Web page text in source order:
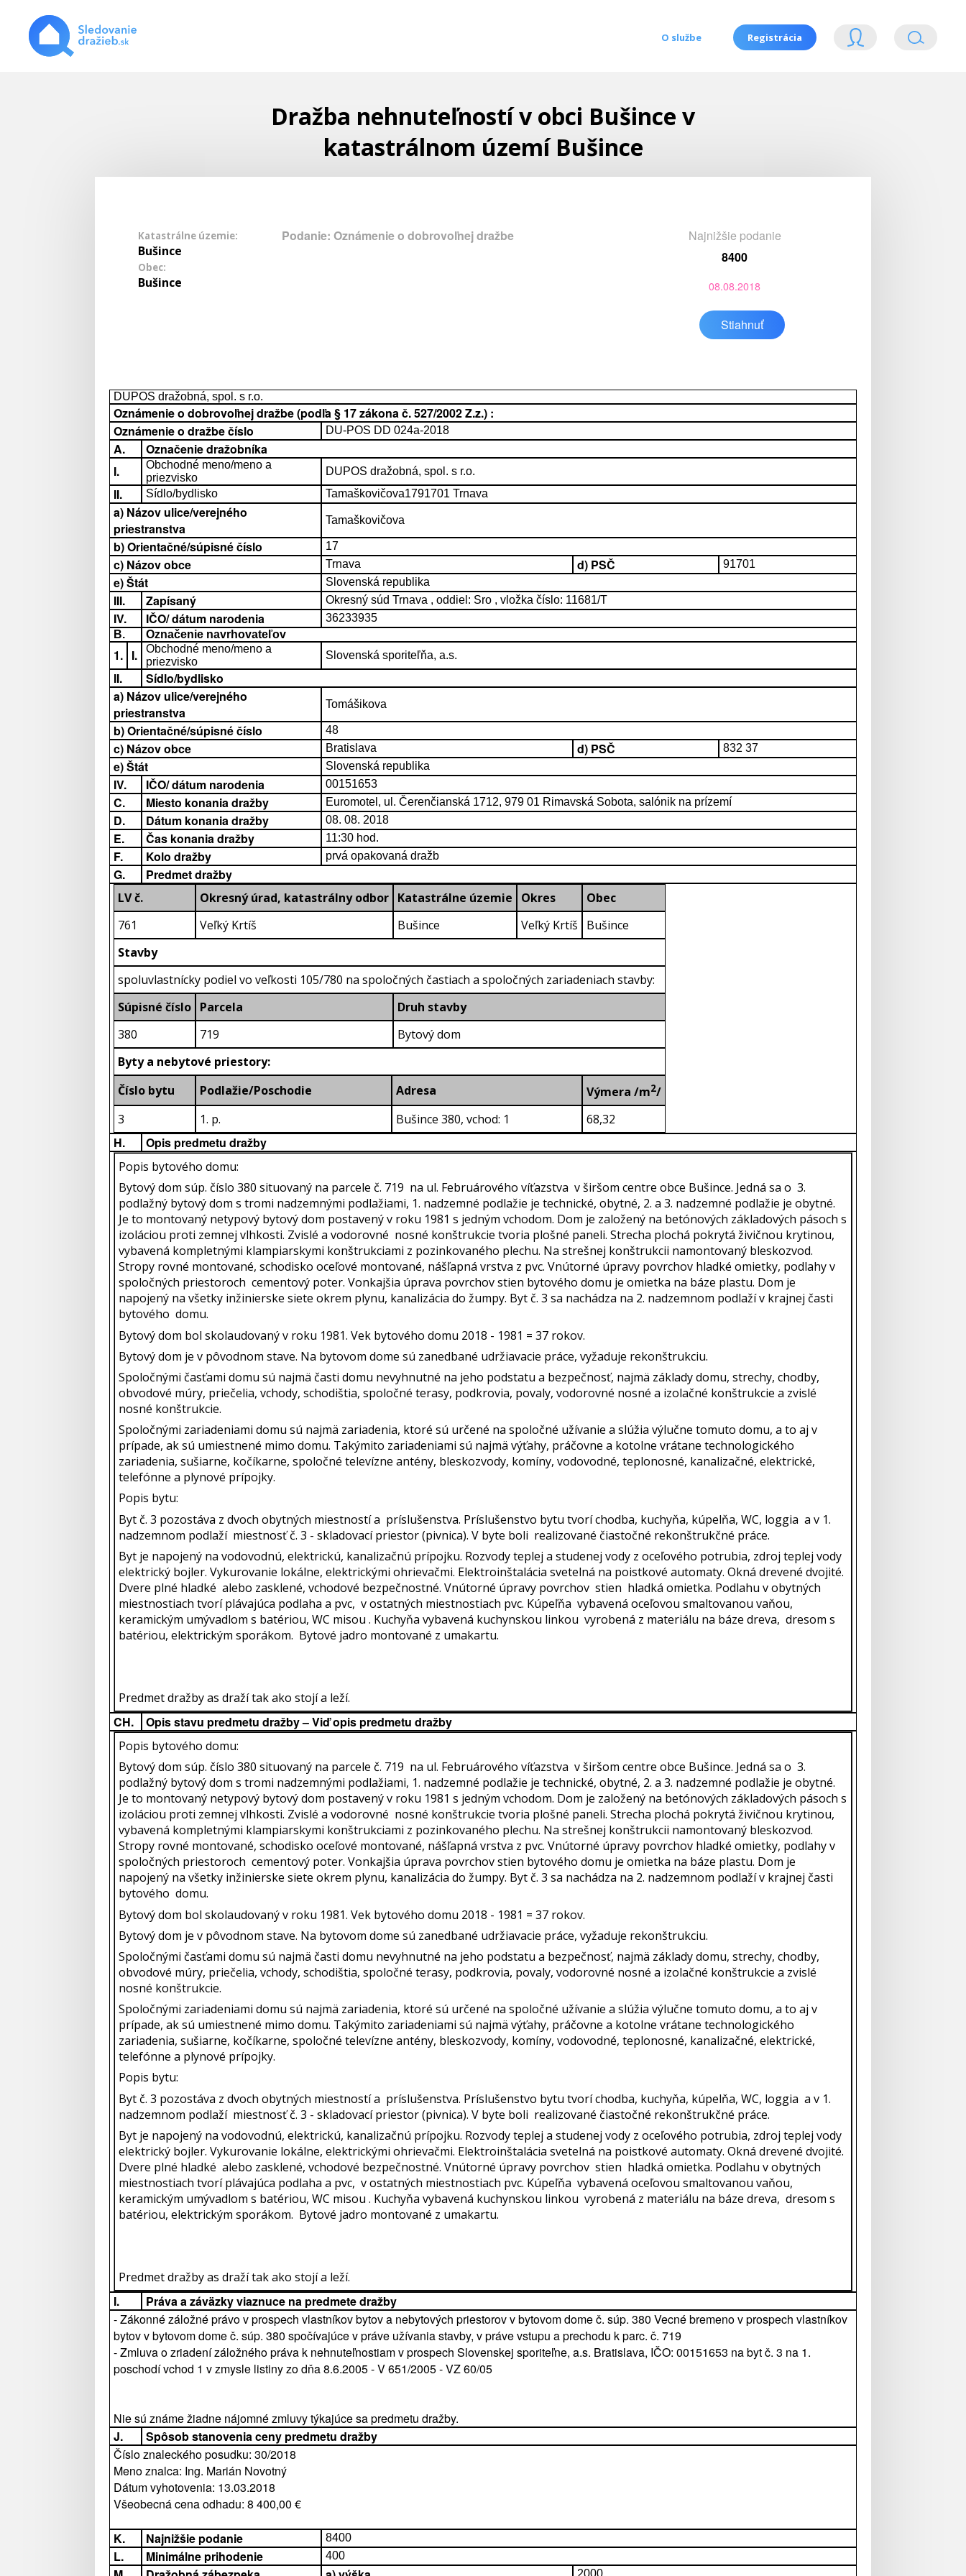
O službe Registrácia
Dražba nehnuteľností v obci Bušince v
katastrálnom území Bušince
Katastrálne územie:
Bušince
Obec:
Bušince
Podanie: Oznámenie o dobrovoľnej dražbe
Najnižšie podanie
8400
08.08.2018
Stiahnuť
DUPOS dražobná, spol. s r.o.
Oznámenie o dobrovoľnej dražbe (podľa § 17 zákona č. 527/2002 Z.z.) :
Oznámenie o dražbe číslo
DU-POS DD 024a-2018
A.
Označenie dražobníka
I.
Obchodné meno/meno a
priezvisko
DUPOS dražobná, spol. s r.o.
II. Sídlo/bydlisko Tamaškovičova1791701 Trnava
a) Názov ulice/verejného
priestranstva
Tamaškovičova
b) Orientačné/súpisné číslo 17
c) Názov obce Trnava d) PSČ 91701
e) Štát Slovenská republika
III. Zapísaný Okresný súd Trnava , oddiel: Sro , vložka číslo: 11681/T
IV. IČO/ dátum narodenia
36233935
B.
Označenie navrhovateľov
1. I.
Obchodné meno/meno a
priezvisko
Slovenská sporiteľňa, a.s.
II.
Sídlo/bydlisko
a) Názov ulice/verejného
priestranstva
Tomášikova
b) Orientačné/súpisné číslo 48
c) Názov obce Bratislava d) PSČ 832 37
e) Štát Slovenská republika
IV. IČO/ dátum narodenia 00151653
C. Miesto konania dražby Euromotel, ul. Čerenčianská 1712, 979 01 Rimavská Sobota, salónik na prízemí
D. Dátum konania dražby 08. 08. 2018
E. Čas konania dražby 11:30 hod.
F. Kolo dražby prvá opakovaná dražb
G. Predmet dražby
LV č. Okresný úrad, katastrálny odbor Katastrálne územie Okres
Obec
761
Veľký Krtíš Bušince Veľký Krtíš
Bušince
Stavby
spoluvlastnícky podiel vo veľkosti 105/780 na spoločných častiach a spoločných zariadeniach stavby:
Súpisné číslo Parcela
Druh stavby
380
719
Bytový dom
Byty a nebytové priestory:
Číslo bytu
Podlažie/Poschodie Adresa Výmera /m2/
3
1. p. Bušince 380, vchod: 1 68,32
H. Opis predmetu dražby
Popis bytového domu:
Bytový dom súp. číslo 380 situovaný na parcele č. 719 na ul. Februárového víťazstva v širšom centre obce Bušince. Jedná sa o 3.
podlažný bytový dom s tromi nadzemnými podlažiami, 1. nadzemné podlažie je technické, obytné, 2. a 3. nadzemné podlažie je obytné.
Je to montovaný netypový bytový dom postavený v roku 1981 s jedným vchodom. Dom je založený na betónových základových pásoch s
izoláciou proti zemnej vlhkosti. Zvislé a vodorovné nosné konštrukcie tvoria plošné paneli. Strecha plochá pokrytá živičnou krytinou,
vybavená kompletnými klampiarskymi konštrukciami z pozinkovaného plechu. Na strešnej konštrukcii namontovaný bleskozvod.
Stropy rovné montované, schodisko oceľové montované, nášľapná vrstva z pvc. Vnútorné úpravy povrchov hladké omietky, podlahy v
spoločných priestoroch cementový poter. Vonkajšia úprava povrchov stien bytového domu je omietka na báze plastu. Dom je
napojený na všetky inžinierske siete okrem plynu, kanalizácia do žumpy. Byt č. 3 sa nachádza na 2. nadzemnom podlaží v krajnej časti
bytového domu.
Bytový dom bol skolaudovaný v roku 1981. Vek bytového domu 2018 - 1981 = 37 rokov.
Bytový dom je v pôvodnom stave. Na bytovom dome sú zanedbané udržiavacie práce, vyžaduje rekonštrukciu.
Spoločnými časťami domu sú najmä časti domu nevyhnutné na jeho podstatu a bezpečnosť, najmä základy domu, strechy, chodby,
obvodové múry, priečelia, vchody, schodištia, spoločné terasy, podkrovia, povaly, vodorovné nosné a izolačné konštrukcie a zvislé
nosné konštrukcie.
Spoločnými zariadeniami domu sú najmä zariadenia, ktoré sú určené na spoločné užívanie a slúžia výlučne tomuto domu, a to aj v
prípade, ak sú umiestnené mimo domu. Takýmito zariadeniami sú najmä výťahy, práčovne a kotolne vrátane technologického
zariadenia, sušiarne, kočíkarne, spoločné televízne antény, bleskozvody, komíny, vodovodné, teplonosné, kanalizačné, elektrické,
telefónne a plynové prípojky.
Popis bytu:
Byt č. 3 pozostáva z dvoch obytných miestností a príslušenstva. Príslušenstvo bytu tvorí chodba, kuchyňa, kúpelňa, WC, loggia a v 1.
nadzemnom podlaží miestnosť č. 3 - skladovací priestor (pivnica). V byte boli realizované čiastočné rekonštrukčné práce.
Byt je napojený na vodovodnú, elektrickú, kanalizačnú prípojku. Rozvody teplej a studenej vody z oceľového potrubia, zdroj teplej vody
elektrický bojler. Vykurovanie lokálne, elektrickými ohrievačmi. Elektroinštalácia svetelná na poistkové automaty. Okná drevené dvojité.
Dvere plné hladké alebo zasklené, vchodové bezpečnostné. Vnútorné úpravy povrchov stien hladká omietka. Podlahu v obytných
miestnostiach tvorí plávajúca podlaha a pvc, v ostatných miestnostiach pvc. Kúpeľňa vybavená oceľovou smaltovanou vaňou,
keramickým umývadlom s batériou, WC misou . Kuchyňa vybavená kuchynskou linkou vyrobená z materiálu na báze dreva, dresom s
batériou, elektrickým sporákom. Bytové jadro montované z umakartu.
Predmet dražby as draží tak ako stojí a leží.
CH. Opis stavu predmetu dražby – Viď opis predmetu dražby
Popis bytového domu:
Bytový dom súp. číslo 380 situovaný na parcele č. 719 na ul. Februárového víťazstva v širšom centre obce Bušince. Jedná sa o 3.
podlažný bytový dom s tromi nadzemnými podlažiami, 1. nadzemné podlažie je technické, obytné, 2. a 3. nadzemné podlažie je obytné.
Je to montovaný netypový bytový dom postavený v roku 1981 s jedným vchodom. Dom je založený na betónových základových pásoch s
izoláciou proti zemnej vlhkosti. Zvislé a vodorovné nosné konštrukcie tvoria plošné paneli. Strecha plochá pokrytá živičnou krytinou,
vybavená kompletnými klampiarskymi konštrukciami z pozinkovaného plechu. Na strešnej konštrukcii namontovaný bleskozvod.
Stropy rovné montované, schodisko oceľové montované, nášľapná vrstva z pvc. Vnútorné úpravy povrchov hladké omietky, podlahy v
spoločných priestoroch cementový poter. Vonkajšia úprava povrchov stien bytového domu je omietka na báze plastu. Dom je
napojený na všetky inžinierske siete okrem plynu, kanalizácia do žumpy. Byt č. 3 sa nachádza na 2. nadzemnom podlaží v krajnej časti
bytového domu.
Bytový dom bol skolaudovaný v roku 1981. Vek bytového domu 2018 - 1981 = 37 rokov.
Bytový dom je v pôvodnom stave. Na bytovom dome sú zanedbané udržiavacie práce, vyžaduje rekonštrukciu.
Spoločnými časťami domu sú najmä časti domu nevyhnutné na jeho podstatu a bezpečnosť, najmä základy domu, strechy, chodby,
obvodové múry, priečelia, vchody, schodištia, spoločné terasy, podkrovia, povaly, vodorovné nosné a izolačné konštrukcie a zvislé
nosné konštrukcie.
Spoločnými zariadeniami domu sú najmä zariadenia, ktoré sú určené na spoločné užívanie a slúžia výlučne tomuto domu, a to aj v
prípade, ak sú umiestnené mimo domu. Takýmito zariadeniami sú najmä výťahy, práčovne a kotolne vrátane technologického
zariadenia, sušiarne, kočíkarne, spoločné televízne antény, bleskozvody, komíny, vodovodné, teplonosné, kanalizačné, elektrické,
telefónne a plynové prípojky.
Popis bytu:
Byt č. 3 pozostáva z dvoch obytných miestností a príslušenstva. Príslušenstvo bytu tvorí chodba, kuchyňa, kúpelňa, WC, loggia a v 1.
nadzemnom podlaží miestnosť č. 3 - skladovací priestor (pivnica). V byte boli realizované čiastočné rekonštrukčné práce.
Byt je napojený na vodovodnú, elektrickú, kanalizačnú prípojku. Rozvody teplej a studenej vody z oceľového potrubia, zdroj teplej vody
elektrický bojler. Vykurovanie lokálne, elektrickými ohrievačmi. Elektroinštalácia svetelná na poistkové automaty. Okná drevené dvojité.
Dvere plné hladké alebo zasklené, vchodové bezpečnostné. Vnútorné úpravy povrchov stien hladká omietka. Podlahu v obytných
miestnostiach tvorí plávajúca podlaha a pvc, v ostatných miestnostiach pvc. Kúpeľňa vybavená oceľovou smaltovanou vaňou,
keramickým umývadlom s batériou, WC misou . Kuchyňa vybavená kuchynskou linkou vyrobená z materiálu na báze dreva, dresom s
batériou, elektrickým sporákom. Bytové jadro montované z umakartu.
Predmet dražby as draží tak ako stojí a leží.
I.
Práva a záväzky viaznuce na predmete dražby
- Zákonné záložné právo v prospech vlastníkov bytov a nebytových priestorov v bytovom dome č. súp. 380 Vecné bremeno v prospech vlastníkov
bytov v bytovom dome č. súp. 380 spočívajúce v práve užívania stavby, v práve vstupu a prechodu k parc. č. 719
- Zmluva o zriadení záložného práva k nehnuteľnostiam v prospech Slovenskej sporiteľne, a.s. Bratislava, IČO: 00151653 na byt č. 3 na 1.
poschodí vchod 1 v zmysle listiny zo dňa 8.6.2005 - V 651/2005 - VZ 60/05
Nie sú známe žiadne nájomné zmluvy týkajúce sa predmetu dražby.
J.
Spôsob stanovenia ceny predmetu dražby
Číslo znaleckého posudku: 30/2018
Meno znalca: Ing. Marián Novotný
Dátum vyhotovenia: 13.03.2018
Všeobecná cena odhadu: 8 400,00 €
K. Najnižšie podanie 8400
L. Minimálne prihodenie 400
2000